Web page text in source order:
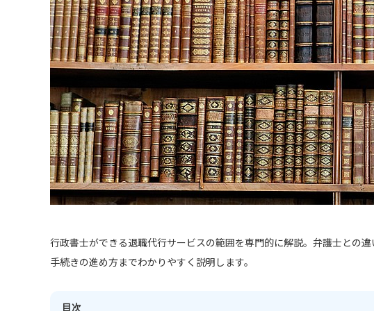
行政書士ができる退職代行サービスの範囲を専門的に解説。弁護士との
手続きの進め方までわかりやすく説明します。
目次